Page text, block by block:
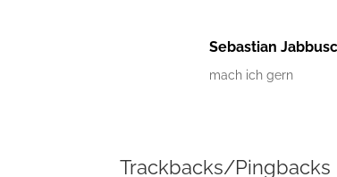
Sebastian
mach ich gern
Trackbacks/Pingbacks